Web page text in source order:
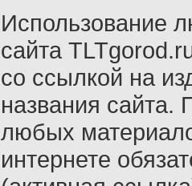
Использование
сайта
со ссылкой на
названия сайта.
любых
интернете